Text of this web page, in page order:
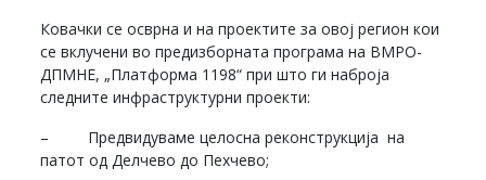
Ковачки се осврна и на проектите за овој регион кои
се вклучени во предизборната програма на ВМРО-
ДПМНЕ, „Платформа 1198“ при што ги наброја
следните инфраструктурни проекти:
– Предвидуваме целосна реконструкција на
патот од Делчево до Пехчево;